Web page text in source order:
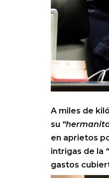
A miles de
su
en aprietos
intrigas de la
gastos